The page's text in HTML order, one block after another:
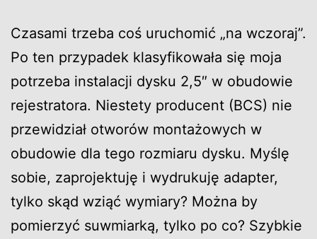
Czasami trzeba coś uruchomić „na wczoraj”.
Po ten przypadek klasyfikowała się moja
potrzeba instalacji dysku 2,5″ w obudowie
rejestratora. Niestety producent (BCS) nie
przewidział otworów montażowych w
obudowie dla tego rozmiaru dysku. Myślę
sobie, zaprojektuję i wydrukuję adapter,
tylko skąd wziąć wymiary? Można by
pomierzyć suwmiarką, tylko po co? Szybkie